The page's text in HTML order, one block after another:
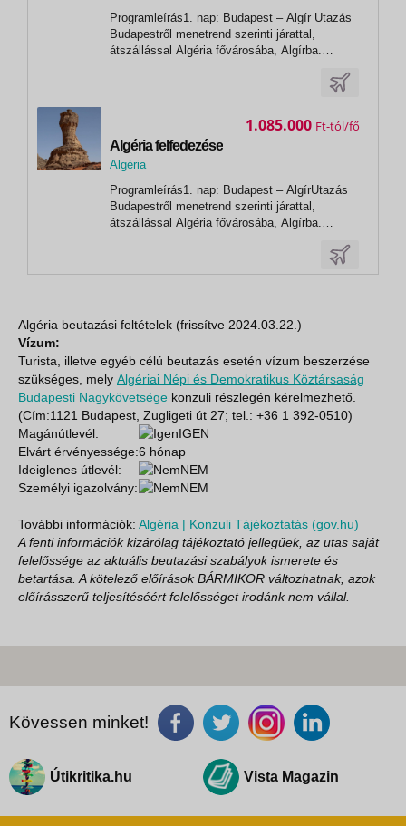
Algír
Programleírás1. nap: Budapest – Algír Utazás
Budapestről menetrend szerinti járattal,
átszállással Algéria fővárosába, Algírba.
és szállás Algírban (2 éj).Tervezett szállás:
Hotel New Day Ellátás: vacsora2. nap: Algír –
Algéria felfedezése
Algéria
Algír
Programleírás1. nap: Budapest – AlgírUtazás
Budapestről menetrend szerinti járattal,
átszállással Algéria fővárosába, Algírba.
sétálunk a városközpontban, majd megállunk a
Mártírok emlékművénél fotózni. Transzfer a
1.085.000 Ft
Algéria beutazási feltételek (frissítve 2024.03.22.)
Vízum:
Turista, illetve egyéb célú beutazás esetén vízum beszerzése
szükséges, mely Algériai Népi és Demokratikus Köztársaság
Budapesti Nagykövetsége konzuli részlegén kérelmezhető.
(Cím:1121 Budapest, Zugligeti út 27; tel.: +36 1 392-0510)
Magánútlevél:
Elvárt érvényessége:
IGEN
6 hónap
Ideiglenes útlevél:
NEM
Személyi igazolvány:
NEM
További információk: Algéria | Konzuli Tájékoztatás (gov.hu)
A fenti információk kizárólag tájékoztató jellegűek, az utas saját
felelőssége az aktuális beutazási szabályok ismerete és
betartása. A kötelező előírások BÁRMIKOR változhatnak, azok
előírásszerű teljesítéséért felelősséget irodánk nem vállal.
Kövessen minket!
Útikritika.hu Vista Magazin